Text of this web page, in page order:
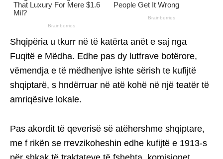
Shqipëria u tkurr në të katërta anët e saj nga
Fuqitë e Mëdha. Edhe pas dy lutfrave botërore,
vëmendja e të mëdhenjve ishte sërish te kufijtë
shqiptarë, s hndërruar në atë kohë në një teatër të
amriqësive lokale.
Pas akordit të qeverisë së atëhershme shqiptare,
me f rikën se rrevzikoheshin edhe kufijtë e 1913-s